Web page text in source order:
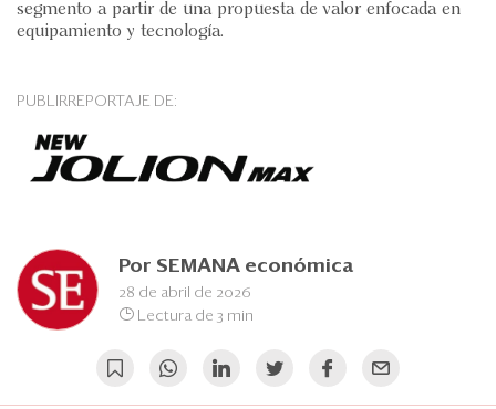
Edición Impresa
segmento a partir de una propuesta de valor enfocada en
equipamiento y tecnología.
Por SEMANA económica
28 de abril de 2026
Lectura de 3 min
PUBLIRREPORTAJE DE: